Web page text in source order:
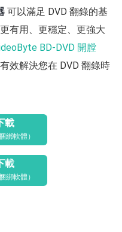
可以滿足 DVD 翻錄的基
有用、更穩定、更強大
BD-DVD 開膛
效解決您在 DVD 翻錄時
載
綁軟體）
載
綁軟體）